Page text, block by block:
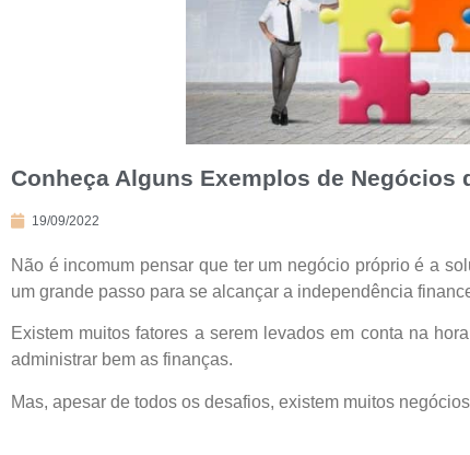
Conheça Alguns Exemplos de Negócios
19/09/2022
Não é incomum pensar que ter um negócio próprio é a
um grande passo para se alcançar a independência
Existem muitos fatores a serem levados em conta na
administrar bem as finanças.
Mas, apesar de todos os desafios, existem muitos